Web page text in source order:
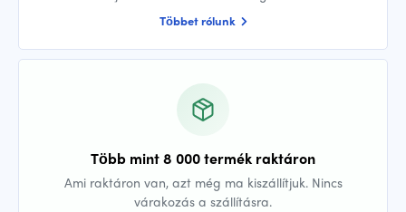
Többet rólunk
Több mint 8 000 termék raktáron
Ami raktáron van, azt még ma kiszállítjuk. Nincs
várakozás a szállításra.